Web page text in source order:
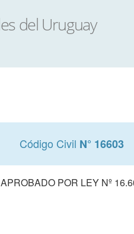
Código Civil N° 16603
APROBADO POR LEY Nº